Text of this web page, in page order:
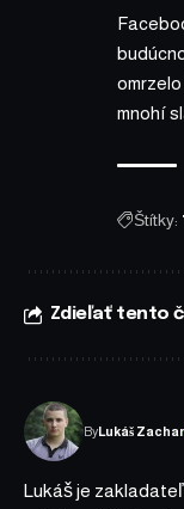
omrzelo
mnohí
Štítky:
Zdieľať tento
ByLukáš Zachar
Lukáš je